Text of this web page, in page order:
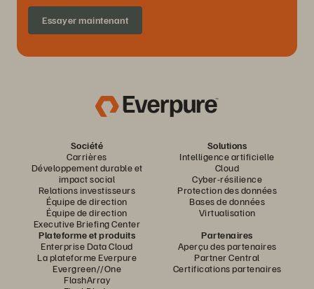
Essayer maintenant
Société
Carrières
Développement durable et
impact social
Relations investisseurs
Équipe de direction
Équipe de direction
Executive Briefing Center
Solutions
Intelligence artificielle
Cloud
Cyber-résilience
Protection des données
Bases de données
Virtualisation
Plateforme et produits
Enterprise Data Cloud
La plateforme Everpure
Evergreen//One
FlashArray
Partenaires
Aperçu des partenaires
Partner Central
Certifications partenaires